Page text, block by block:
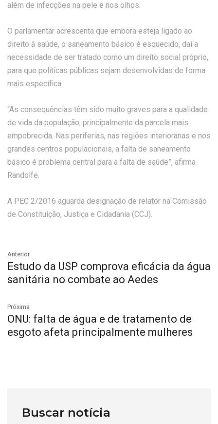
além de infecções na pele e nos olhos.
O parlamentar acrescenta que embora esteja ligado ao
direito à saúde, o saneamento básico é esquecido, daí a
necessidade de ser tratado como um direito social próprio,
para que políticas públicas sejam desenvolvidas de forma
mais específica.
“As consequências têm sido muito graves para a qualidade
de vida da população, principalmente da parcela mais
empobrecida. Nas periferias, nas regiões interioranas e nos
grandes centros populacionais, a falta de saneamento
básico é problema central para a falta de saúde”, afirma
Randolfe.
A PEC 2/2016 aguarda designação de relator na Comissão
de Constituição, Justiça e Cidadania (CCJ).
Anterior
Estudo da USP comprova eficácia da água
sanitária no combate ao Aedes
Próxima
ONU: falta de água e de tratamento de
esgoto afeta principalmente mulheres
Buscar notícia